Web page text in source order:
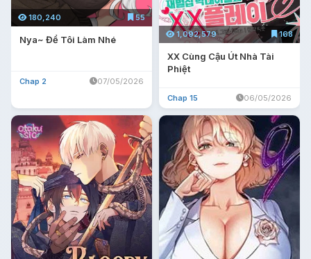
180,240 55
Nya~ Để Tôi Làm Nhé
Chap 2 07/05/2026
1,092,579 168
XX Cùng Cậu Út Nhà Tài
Phiệt
Chap 15 06/05/2026